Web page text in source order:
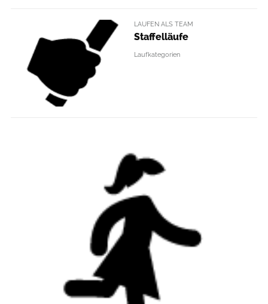
LAUFEN ALS TEAM
Staffelläufe
Laufkategorien